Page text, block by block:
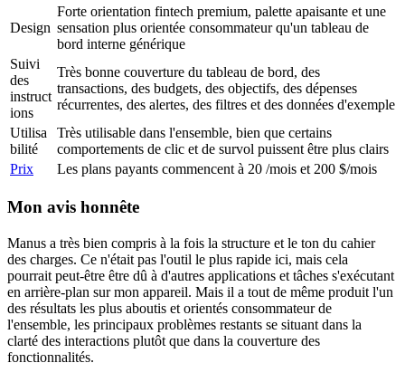
Design
Forte orientation fintech premium, palette apaisante et une
sensation plus orientée consommateur qu'un tableau de
bord interne générique
Suivi
des
instruct
ions
Très bonne couverture du tableau de bord, des
transactions, des budgets, des objectifs, des dépenses
récurrentes, des alertes, des filtres et des données d'exemple
Utilisa
bilité
Très utilisable dans l'ensemble, bien que certains
comportements de clic et de survol puissent être plus clairs
Prix
Les plans payants commencent à 20 /mois et 200 $/mois
Mon avis honnête
Manus a très bien compris à la fois la structure et le ton du cahier
des charges. Ce n'était pas l'outil le plus rapide ici, mais cela
pourrait peut-être être dû à d'autres applications et tâches s'exécutant
en arrière-plan sur mon appareil. Mais il a tout de même produit l'un
des résultats les plus aboutis et orientés consommateur de
l'ensemble, les principaux problèmes restants se situant dans la
clarté des interactions plutôt que dans la couverture des
fonctionnalités.